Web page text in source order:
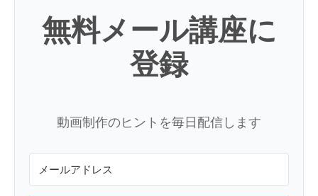
無料メール講座に
登録
動画制作のヒントを毎日配信します